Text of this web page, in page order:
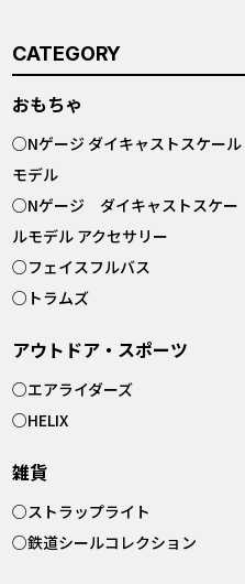
CATEGORY
おもちゃ
○Nゲージ ダイキャストスケール
モデル
○Nゲージ ダイキャストスケー
ルモデル アクセサリー
○フェイスフルバス
○ トラムズ
アウトドア・スポーツ
○エアライダーズ
○HELIX
雑貨
○ストラップライト
○鉄道シールコレクション